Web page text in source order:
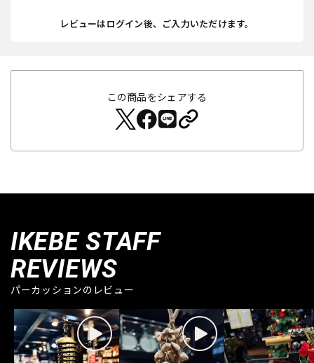
レビューはログイン後、ご入力いただけます。
この商品をシェアする
IKEBE STAFF
REVIEWS
パーカッションのレビュー